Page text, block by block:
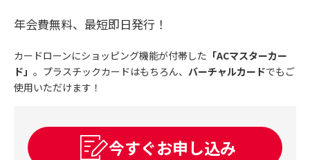
年会費無料、最短即日発行！
カードローンにショッピング機能が付帯した 「ACマスターカー
ド」 。プラスチックカードはもちろん、 バーチャルカードでもご
使用いただけます！
今すぐお申し込み